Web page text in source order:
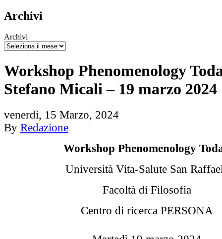
Archivi
Archivi
Workshop Phenomenology
Stefano Micali – 19 marzo 2024
venerdì, 15 Marzo, 2024
By Redazione
Workshop Phenomenology
Università Vita-Salute San
Facoltà di Filosofia
Centro di ricerca PERSONA